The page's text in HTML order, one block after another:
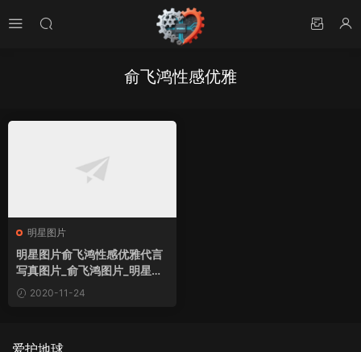
俞飞鸿性感优雅
明星图片
明星图片俞飞鸿性感优雅代言
写真图片_俞飞鸿图片_明星照
片桌面壁纸
2020-11-24
爱护地球